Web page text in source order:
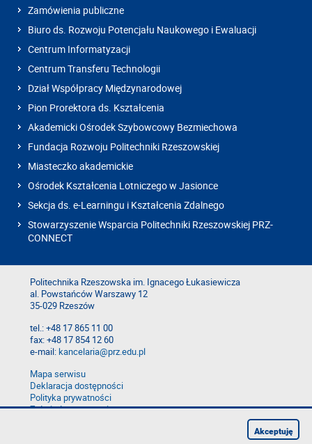
Zamówienia publiczne
Biuro ds. Rozwoju Potencjału Naukowego i Ewaluacji
Centrum Informatyzacji
Centrum Transferu Technologii
Dział Współpracy Międzynarodowej
Pion Prorektora ds. Kształcenia
Akademicki Ośrodek Szybowcowy Bezmiechowa
Fundacja Rozwoju Politechniki Rzeszowskiej
Miasteczko akademickie
Ośrodek Kształcenia Lotniczego w Jasionce
Sekcja ds. e-Learningu i Kształcenia Zdalnego
Stowarzyszenie Wsparcia Politechniki Rzeszowskiej PRZ-
CONNECT
Politechnika Rzeszowska im. Ignacego Łukasiewicza
al. Powstańców Warszawy 12
35-029 Rzeszów
tel.: +48 17 865 11 00
fax: +48 17 854 12 60
e-mail:kancelaria@prz.edu.pl
Mapa serwisu
Deklaracja dostępności
Polityka prywatności
Zgłoś błąd na stronie
Akceptuję